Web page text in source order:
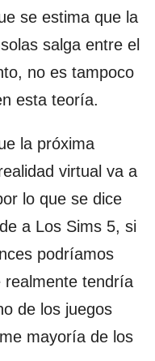
se estima que la
salga entre el
no es tampoco
esta teoría.
la próxima
virtual va a
lo que se dice
a Los Sims 5, si
podríamos
realmente tendría
de los juegos
mayoría de los